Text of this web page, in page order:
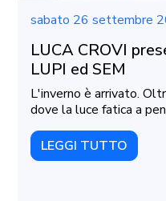
sabato 26 settembre
LUCA CROVI
LUPI ed SEM
L'inverno è arrivato.
dove la luce fatica a
LEGGI TUTTO